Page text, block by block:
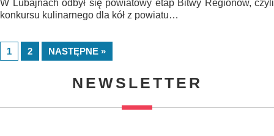
W Lubajnach odbył się powiatowy etap Bitwy Regionów, czyli
konkursu kulinarnego dla kół z powiatu…
1 2 NASTĘPNE »
NEWSLETTER